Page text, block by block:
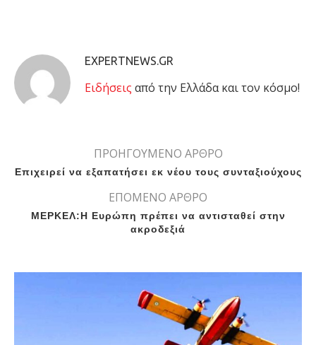
EXPERTNEWS.GR
Eιδήσεις από την Ελλάδα και τον κόσμο!
ΠΡΟΗΓΟΥΜΕΝΟ ΑΡΘΡΟ
Επιχειρεί να εξαπατήσει εκ νέου τους συνταξιούχους
ΕΠΟΜΕΝΟ ΑΡΘΡΟ
ΜΕΡΚΕΛ:Η Ευρώπη πρέπει να αντισταθεί στην
ακροδεξιά